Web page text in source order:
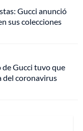
Gucci anunció
sus colecciones
de Gucci tuvo que
del coronavirus